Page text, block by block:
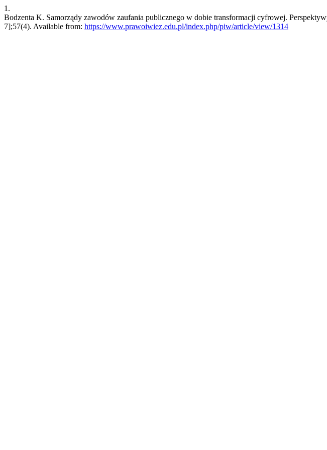
1.
Bodzenta K. Samorządy zawodów zaufania publicznego w dobie transformacji cyfrowej.
7];57(4). Available from: https://www.prawoiwiez.edu.pl/index.php/piw/article/view/1314